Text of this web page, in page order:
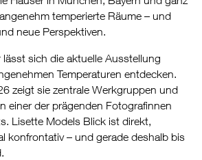
temperierte Räume – und
neue Perspektiven.
lässt sich die aktuelle Ausstellung
Temperaturen entdecken.
zeigt sie zentrale Werkgruppen und
einer der prägenden Fotografinnen
Lisette Models Blick ist direkt,
konfrontativ – und gerade deshalb bis